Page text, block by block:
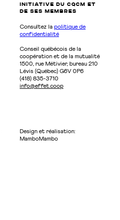
INITIATIVE DU CQCM ET
de SES MEMBRES
Consultez la politique de
confidentialité
Conseil québécois de la
coopération et de la mutualité
1500, rue Métivier, bureau 210
Lévis (Québec) G6V 0P6
(418) 835-3710
info@effet.coop
Design et réalisation:
MamboMambo